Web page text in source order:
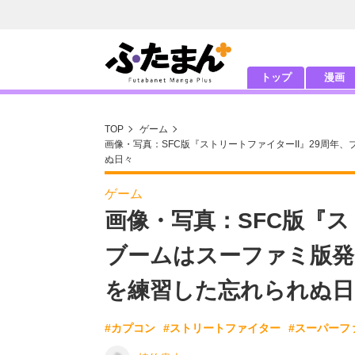
トップ 漫画
TOP
ゲーム
画像・写真：SFC版『ストリートファイターII』29周年
ぬ日々
ゲーム
画像・写真：SFC版『
ブームはスーファミ版
を練習した忘れられぬ
#カプコン #ストリートファイター #スーパーフ